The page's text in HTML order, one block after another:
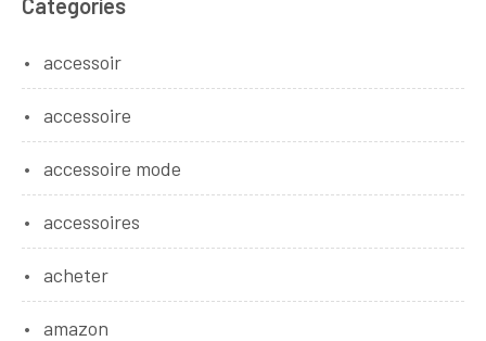
accessoir
accessoire
accessoire mode
accessoires
acheter
amazon